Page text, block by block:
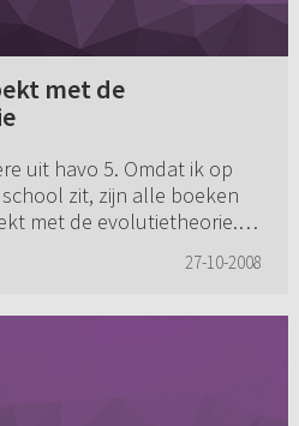
met de
uit havo 5. Omdat ik op
zit, zijn alle boeken
met de evolutietheorie.
27-10-2008